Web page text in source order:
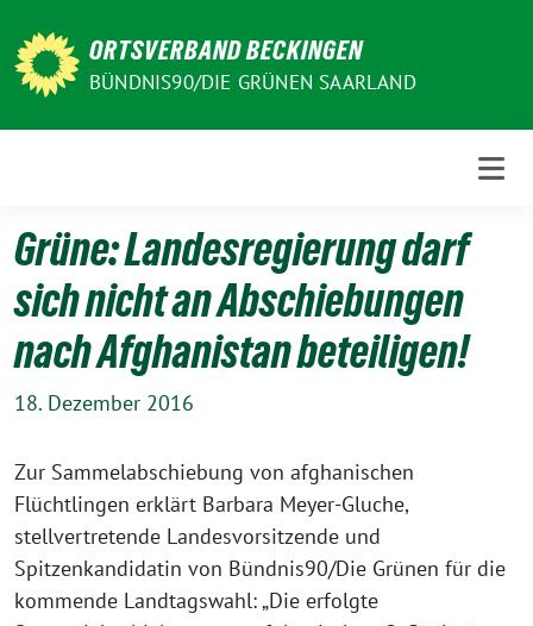
zum
Inhalt
ORTSVERBAND BECKINGEN
BÜNDNIS90/DIE GRÜNEN SAARLAND
Grüne: Landesregierung darf
sich nicht an Abschiebungen
nach Afghanistan beteiligen!
18. Dezember 2016
Zur Sammelabschiebung von afghanischen
Flüchtlingen erklärt Barbara Meyer-Gluche,
stellvertretende Landesvorsitzende und
Spitzenkandidatin von Bündnis90/Die Grünen für die
kommende Landtagswahl: „Die erfolgte